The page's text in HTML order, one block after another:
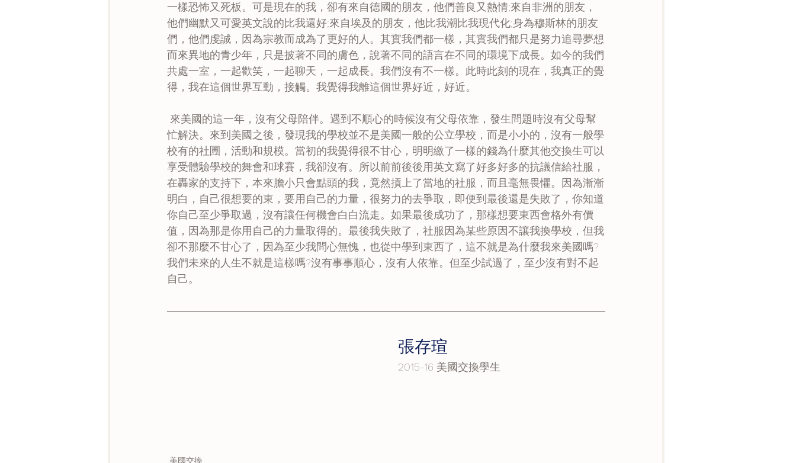
一樣恐怖又死板。可是現在的我，卻有來自德國的朋友，他們善良又熱情;來自非洲的朋友，
他們幽默又可愛英文說的比我還好;來自埃及的朋友，他比我潮比我現代化;身為穆斯林的朋友
們，他們虔誠，因為宗教而成為了更好的人。其實我們都一樣，其實我們都只是努力追尋夢想
而來異地的青少年，只是披著不同的膚色，說著不同的語言在不同的環境下成長。如今的我們
共處一室，一起歡笑，一起聊天，一起成長。我們沒有不一樣。此時此刻的現在，我真正的覺
得，我在這個世界互動，接觸。我覺得我離這個世界好近，好近。
忙解決。來到美國之後，發現我的學校並不是美國一般的公立學校，而是小小的，沒有一般學
校有的社圑，活動和規模。當初的我覺得很不甘心，明明繳了一樣的錢為什麼其他交換生可以
享受體驗學校的舞會和球賽，我卻沒有。所以前前後後用英文寫了好多好多的抗議信給社服，
在轟家的支持下，本來膽小只會點頭的我，竟然摃上了當地的社服，而且毫無畏懼。因為漸漸
明白，自己很想要的東，要用自己的力量，很努力的去爭取，即便到最後還是失敗了，你知道
你自己至少爭取過，沒有讓任何機會白白流走。如果最後成功了，那樣想要東西會格外有價
值，因為那是你用自己的力量取得的。最後我失敗了，社服因為某些原因不讓我換學校，但我
卻不那麼不甘心了，因為至少我問心無愧，也從中學到東西了，這不就是為什麼我來美國嗎?
我們未來的人生不就是這樣嗎?沒有事事順心，沒有人依靠。但至少試過了，至少沒有對不起
自己。
張存瑄
2015-16 美國交換學生
美國交換